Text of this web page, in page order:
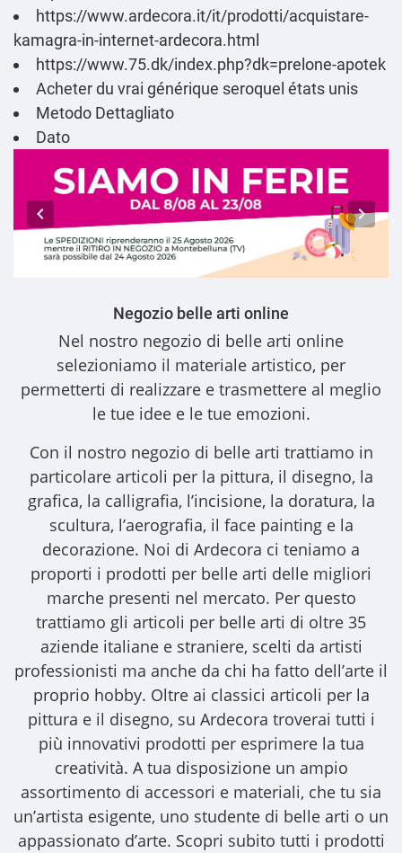
https://www.ardecora.it/it/prodotti/acquistare-
kamagra-in-internet-ardecora.html
https://www.75.dk/index.php?dk=prelone-apotek
Acheter du vrai générique seroquel états unis
Metodo Dettagliato
Dato
Negozio belle arti online
Nel nostro negozio di belle arti online
selezioniamo il materiale artistico, per
permetterti di realizzare e trasmettere al meglio
le tue idee e le tue emozioni.
Con il nostro negozio di belle arti trattiamo in
particolare articoli per la pittura, il disegno, la
grafica, la calligrafia, l’incisione, la doratura, la
scultura, l’aerografia, il face painting e la
decorazione. Noi di Ardecora ci teniamo a
proporti i prodotti per belle arti delle migliori
marche presenti nel mercato. Per questo
trattiamo gli articoli per belle arti di oltre 35
aziende italiane e straniere, scelti da artisti
professionisti ma anche da chi ha fatto dell’arte il
proprio hobby. Oltre ai classici articoli per la
pittura e il disegno, su Ardecora troverai tutti i
più innovativi prodotti per esprimere la tua
creatività. A tua disposizione un ampio
assortimento di accessori e materiali, che tu sia
un’artista esigente, uno studente di belle arti o un
appassionato d’arte. Scopri subito tutti i prodotti